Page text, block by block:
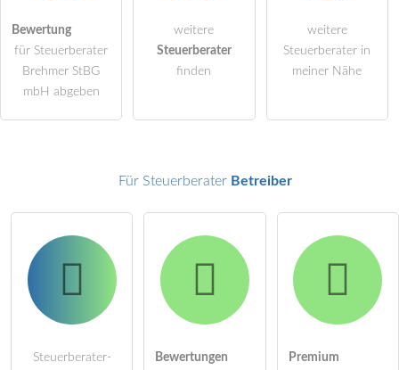
öffentliche Frage stellen Abbrechen
Hinweis:Bitte beachten Sie, öffentliche Fragen sind
Bewertung
für Steuerberater
Brehmer StBG
mbH abgeben
weitere
Steuerberater
finden
weitere
Steuerberater in
meiner Nähe
Für Steuerberater Betreiber
Steuerberater-
Bewertungen
Premium